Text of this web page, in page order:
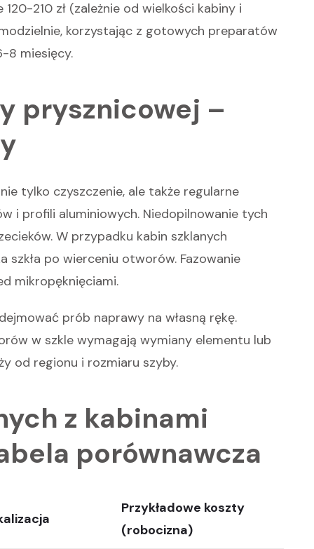
210 zł (zależnie od wielkości kabiny i
korzystając z gotowych preparatów
8 miesięcy.
prysznicowej –
tylko czyszczenie, ale także regularne
i profili aluminiowych. Niedopilnowanie tych
W przypadku kabin szklanych
szkła po wierceniu otworów. Fazowanie
mikropęknięciami.
prób naprawy na własną rękę.
w szkle wymagają wymiany elementu lub
od regionu i rozmiaru szyby.
z kabinami
porównawcza
Przykładowe koszty
(robocizna)